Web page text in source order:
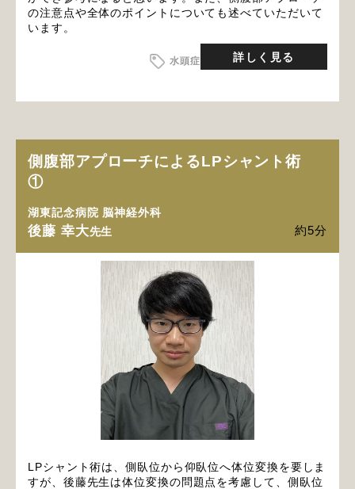
の注意点や全体のポイントについても述べていただいて
います。
水頭症 詳しく見る
側腹部アプローチによるLPシャント術
①
湖東記念病院 脳神経外科
後藤 幸大先生 約5分
LPシャント術は、側臥位から仰臥位へ体位変換を要しま
すが、後藤先生は体位変換の問題点を考慮して、側臥位